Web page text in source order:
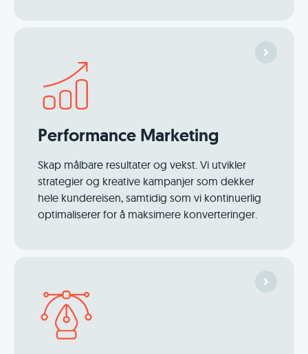
Performance Marketing
Skap målbare resultater og vekst. Vi utvikler
strategier og kreative kampanjer som dekker
hele kundereisen, samtidig som vi kontinuerlig
optimaliserer for å maksimere konverteringer.